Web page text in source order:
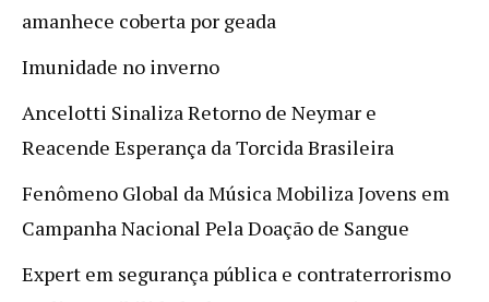
amanhece coberta por geada
Imunidade no inverno
Ancelotti Sinaliza Retorno de Neymar e
Reacende Esperança da Torcida Brasileira
Fenômeno Global da Música Mobiliza Jovens em
Campanha Nacional Pela Doação de Sangue
Expert em segurança pública e contraterrorismo